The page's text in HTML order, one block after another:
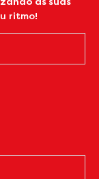
ritmo!